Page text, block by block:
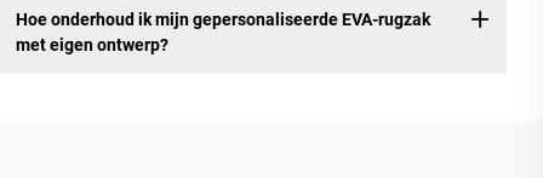
Hoe onderhoud ik mijn gepersonaliseerde EVA-rugzak
met eigen ontwerp?